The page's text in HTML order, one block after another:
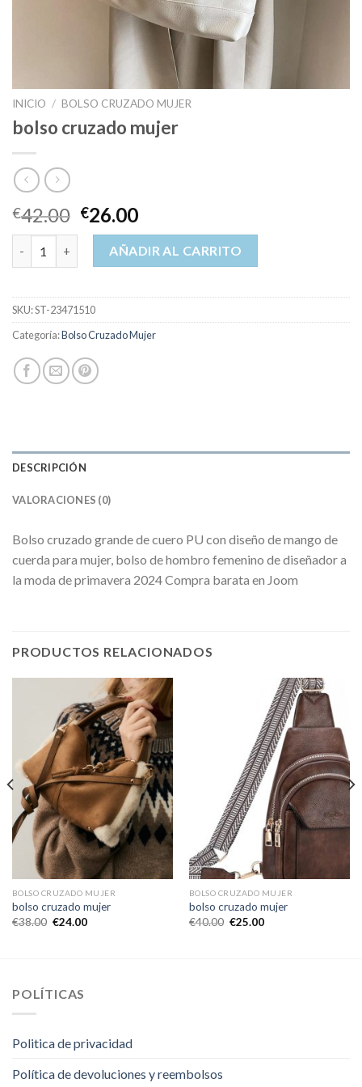
INICIO / BOLSO CRUZADO MUJER
bolso cruzado mujer
€42.00 €26.00
bolso cruzado mujer cantidadAÑADIR AL CARRITO
SKU:ST-23471510
Categoría:Bolso Cruzado Mujer
DESCRIPCIÓN
VALORACIONES (0)
Bolso cruzado grande de cuero PU con diseño de mango de
cuerda para mujer, bolso de hombro femenino de diseñador a
la moda de primavera 2024 Compra barata en Joom
PRODUCTOS RELACIONADOS
BOLSO CRUZADO MUJER
bolso cruzado mujer
€38.00 €24.00
BOLSO CRUZADO MUJER
bolso cruzado mujer
€40.00 €25.00
POLÍTICAS
Politica de privacidad
Política de devoluciones y reembolsos